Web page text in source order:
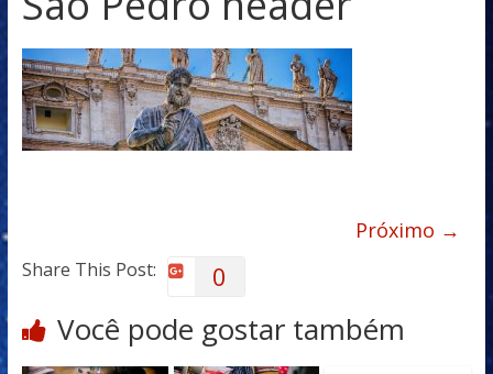
Próximo →
Share This Post: 0
Você pode gostar também